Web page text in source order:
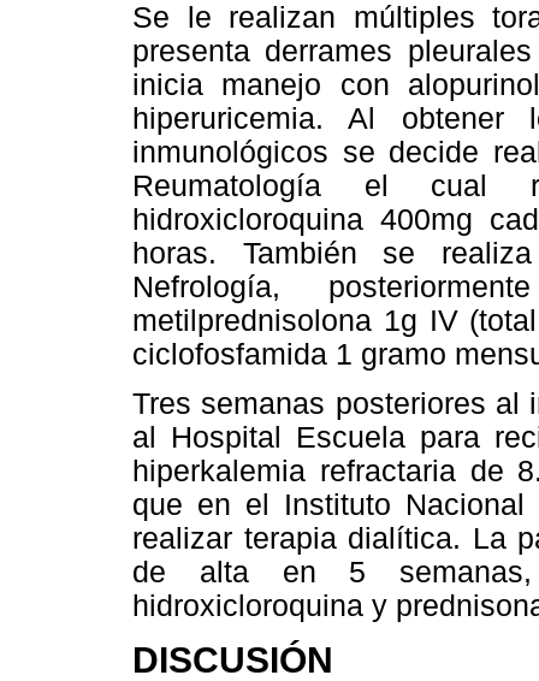
Se le realizan múltiples
presenta derrames
inicia manejo con
hiperuricemia. Al
inmunológicos se decide
Reumatología el cual
hidroxicloroquina 400mg
horas. También se
Nefrología,
metilprednisolona 1g IV
ciclofosfamida 1 gramo
Tres semanas posteriores al
al Hospital Escuela para
hiperkalemia refractaria de
que en el Instituto Nacional
realizar terapia dialítica. La
de alta en 5 semanas,
hidroxicloroquina y
DISCUSIÓN